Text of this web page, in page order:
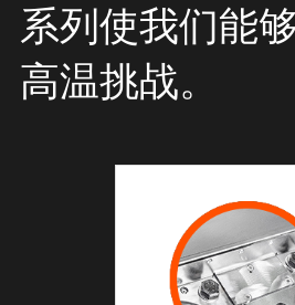
系列使我们能
高温挑战。